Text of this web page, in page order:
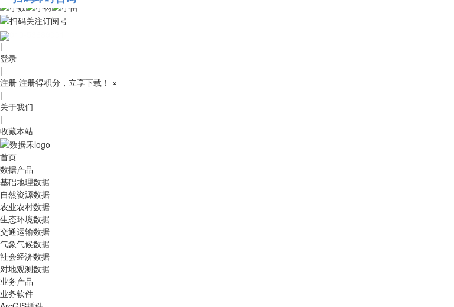
010-53689091
|
登录
|
注册 注册得积分，立享下载！ ×
|
关于我们
|
收藏本站
首页
数据产品
基础地理数据
自然资源数据
农业农村数据
生态环境数据
交通运输数据
气象气候数据
社会经济数据
对地观测数据
业务产品
业务软件